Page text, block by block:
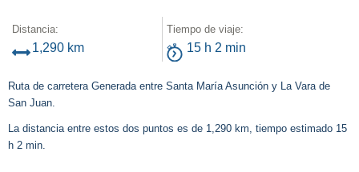
Distancia:
1,290 km
Tiempo de viaje:
15 h 2 min
Ruta de carretera Generada entre Santa María Asunción y La Vara de
San Juan.
La distancia entre estos dos puntos es de 1,290 km, tiempo estimado 15
h 2 min.